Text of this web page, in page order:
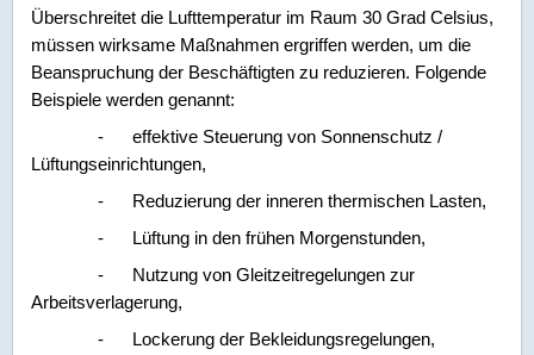
Überschreitet die Lufttemperatur im Raum 30 Grad Celsius,
müssen wirksame Maßnahmen ergriffen werden, um die
Beanspruchung der Beschäftigten zu reduzieren. Folgende
Beispiele werden genannt:
-
effektive Steuerung von Sonnenschutz /
Lüftungseinrichtungen,
-
Reduzierung der inneren thermischen Lasten,
-
Lüftung in den frühen Morgenstunden,
-
Nutzung von Gleitzeitregelungen zur
Arbeitsverlagerung,
-
Lockerung der Bekleidungsregelungen,